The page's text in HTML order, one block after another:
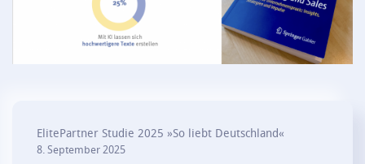
ElitePartner Studie 2025 »So liebt Deutschland«
8. September 2025